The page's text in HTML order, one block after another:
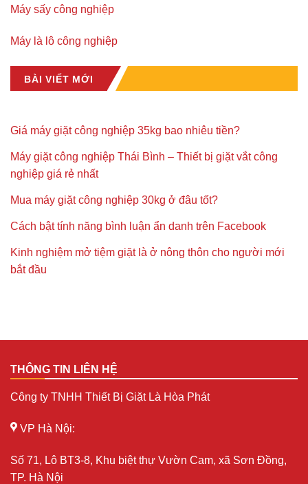
Máy sấy công nghiệp
Máy là lô công nghiệp
BÀI VIẾT MỚI
Giá máy giặt công nghiệp 35kg bao nhiêu tiền?
Máy giặt công nghiệp Thái Bình – Thiết bị giặt vắt công
nghiệp giá rẻ nhất
Mua máy giặt công nghiệp 30kg ở đâu tốt?
Cách bật tính năng bình luận ẩn danh trên Facebook
Kinh nghiệm mở tiệm giặt là ở nông thôn cho người mới
bắt đầu
THÔNG TIN LIÊN HỆ
Công ty TNHH Thiết Bị Giặt Là Hòa Phát
VP Hà Nội:
Số 71, Lô BT3-8, Khu biệt thự Vườn Cam, xã Sơn Đồng,
TP. Hà Nội